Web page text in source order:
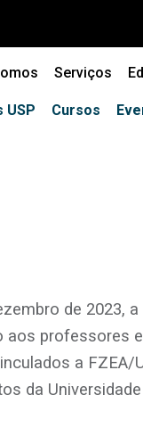
Serviços
USP Cursos
QUEM
CONTATO
de 2023,
aos professores
a FZEA/
da